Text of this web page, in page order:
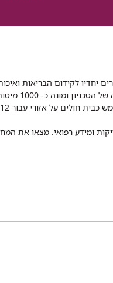
יחדיו לקידום הבריאות
רמב"ם הוא בית
ומידע רפואי. מצאו את